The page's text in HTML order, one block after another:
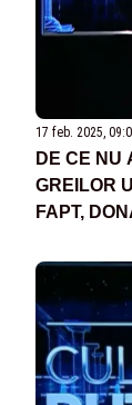
17 feb. 2025,
DE CE NU
GREILOR
FAPT,
SCENA